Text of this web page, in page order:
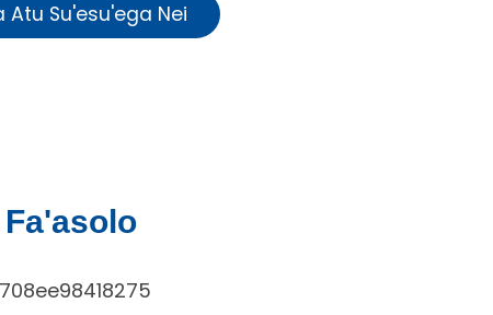
Atu Su'esu'ega Nei